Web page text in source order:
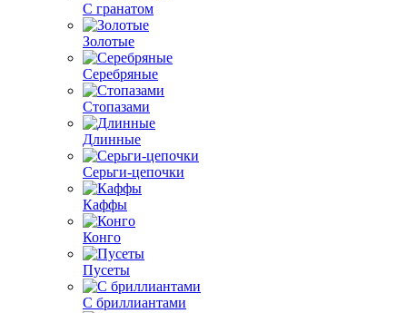
С гранатом
Золотые
Серебряные
Стопазами
Длинные
Серьги-цепочки
Каффы
Конго
Пусеты
С бриллиантами